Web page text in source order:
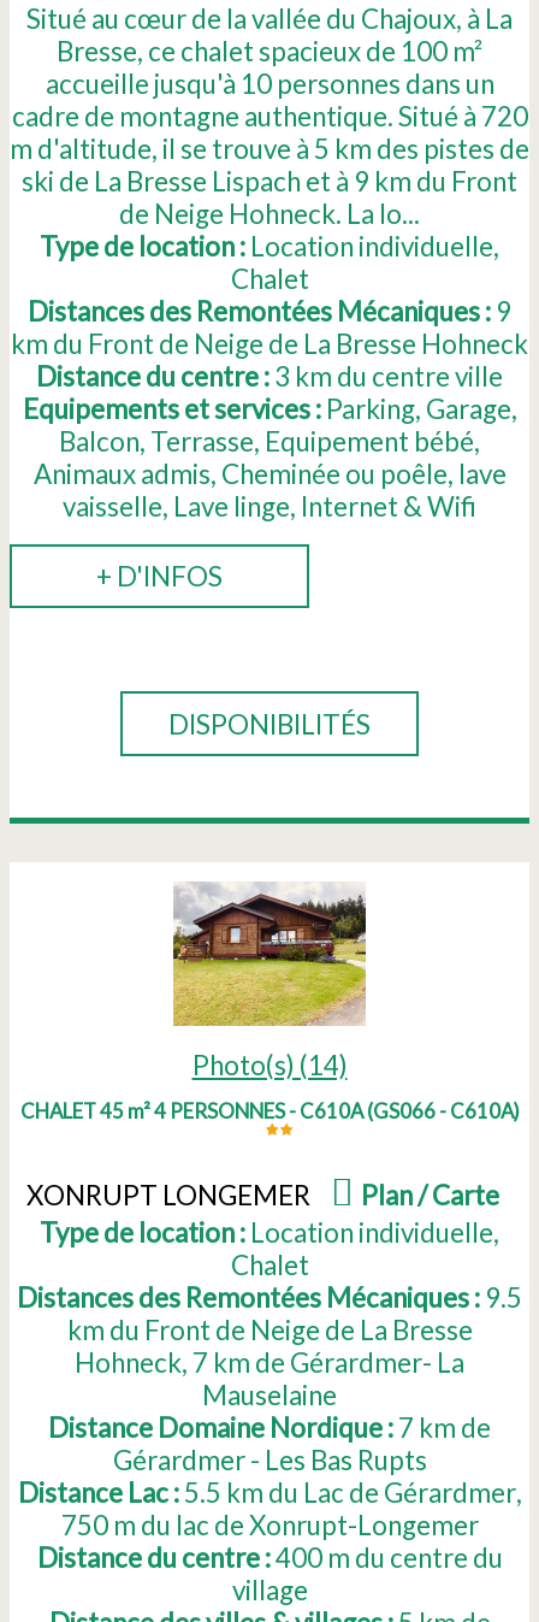
Situé au cœur de la vallée du Chajoux, à La
Bresse, ce chalet spacieux de 100 m²
accueille jusqu'à 10 personnes dans un
cadre de montagne authentique. Situé à 720
m d'altitude, il se trouve à 5 km des pistes de
ski de La Bresse Lispach et à 9 km du Front
de Neige Hohneck. La lo...
Type de location : Location individuelle
Chalet
Distances des Remontées Mécaniques : 9
km du Front de Neige de La Bresse Hohneck
Distance du centre :3 km du centre ville
Equipements et services : Parking Garage
Balcon Terrasse Equipement bébé
Animaux admis Cheminée ou poêle lave
vaisselle Lave linge Internet & Wifi
+ D'INFOS
DISPONIBILITÉS
Photo(s) (14)
CHALET 45 m² 4 PERSONNES - C610A(GS066 - C610A)
XONRUPT LONGEMER Plan / Carte
Type de location : Location individuelle
Chalet
Distances des Remontées Mécaniques : 9.5
km du Front de Neige de La Bresse
Hohneck 7 km de Gérardmer- La
Mauselaine
Distance Domaine Nordique :7 km de
Gérardmer - Les Bas Rupts
Distance Lac : 5.5 km du Lac de Gérardmer
750 m du lac de Xonrupt-Longemer
Distance du centre :400 m du centre du
village